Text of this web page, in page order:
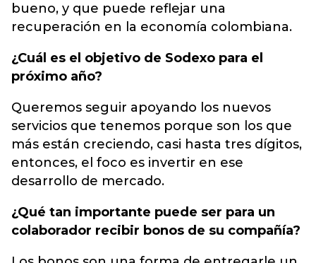
bueno, y que puede reflejar una
recuperación en la economía colombiana.
¿Cuál es el objetivo de Sodexo para el
próximo año?
Queremos seguir apoyando los nuevos
servicios que tenemos porque son los que
más están creciendo, casi hasta tres dígitos,
entonces, el foco es invertir en ese
desarrollo de mercado.
¿Qué tan importante puede ser para un
colaborador recibir bonos de su compañía?